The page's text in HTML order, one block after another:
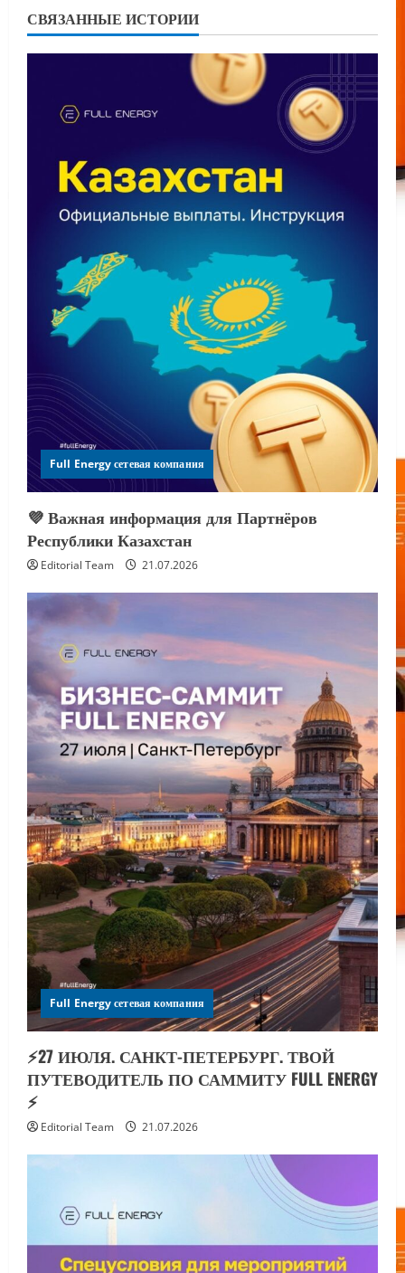
СВЯЗАННЫЕ ИСТОРИИ
Full Energy сетевая компания
💜 Важная информация для Партнёров
Республики Казахстан
Editorial Team 21.07.2026
Full Energy сетевая компания
⚡️27 ИЮЛЯ. САНКТ-ПЕТЕРБУРГ. ТВОЙ
ПУТЕВОДИТЕЛЬ ПО САММИТУ FULL ENERGY
⚡️
Editorial Team 21.07.2026